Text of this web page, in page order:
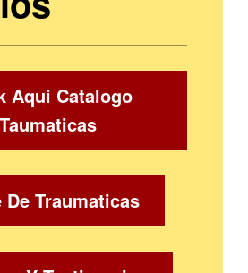
Aqui Catalogo
Taumaticas
De Traumaticas